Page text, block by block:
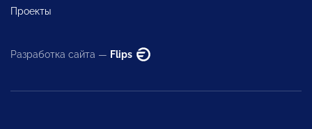
Проекты
Разработка сайта — Flips